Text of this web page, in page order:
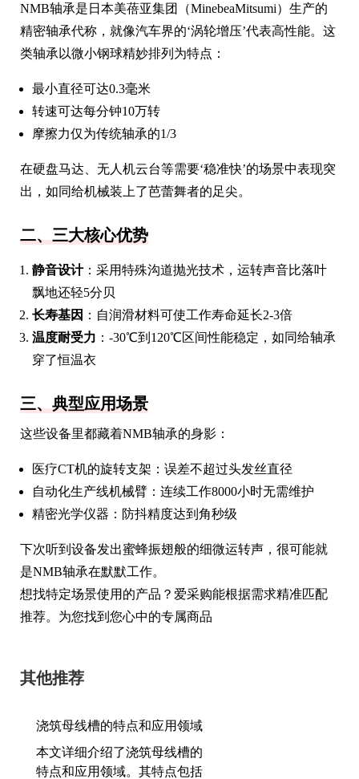
NMB轴承是日本美蓓亚集团（MinebeaMitsumi）生产的
精密轴承代称，就像汽车界的‘涡轮增压’代表高性能。这
类轴承以微小钢球精妙排列为特点：
最小直径可达0.3毫米
转速可达每分钟10万转
摩擦力仅为传统轴承的1/3
在硬盘马达、无人机云台等需要‘稳准快’的场景中表现突
出，如同给机械装上了芭蕾舞者的足尖。
二、三大核心优势
静音设计：采用特殊沟道抛光技术，运转声音比落叶
飘地还轻5分贝
长寿基因 ：自润滑材料可使工作寿命延长2-3倍
温度耐受力 ：-30℃到120℃区间性能稳定，如同给轴承
穿了恒温衣
三、典型应用场景
这些设备里都藏着NMB轴承的身影：
医疗CT机的旋转支架：误差不超过头发丝直径
自动化生产线机械臂：连续工作8000小时无需维护
精密光学仪器：防抖精度达到角秒级
下次听到设备发出蜜蜂振翅般的细微运转声，很可能就
是NMB轴承在默默工作。
想找特定场景使用的产品？爱采购能根据需求精准匹配
推荐。为您找到您心中的专属商品
其他推荐
浇筑母线槽的特点和应用领域
本文详细介绍了浇筑母线槽的
特点和应用领域。其特点包括